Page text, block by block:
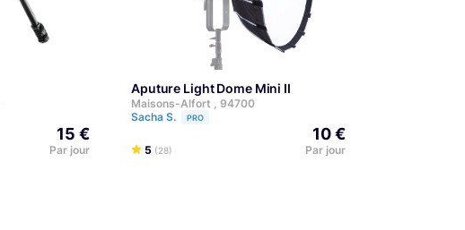
15 €
Par jour
Aputure Light Dome Mini II
Maisons-Alfort , 94700
Sacha S.
PRO
5 (28)
10 €
Par jour